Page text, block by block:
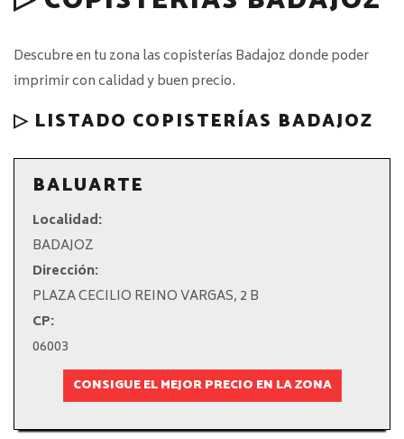
Descubre en tu zona las copisterías Badajoz donde poder
imprimir con calidad y buen precio.
▷ LISTADO COPISTERÍAS BADAJOZ
BALUARTE
Localidad:
BADAJOZ
Dirección:
PLAZA CECILIO REINO VARGAS, 2 B
CP:
06003
CONSIGUE EL MEJOR PRECIO EN LA ZONA